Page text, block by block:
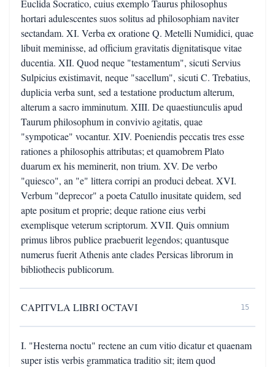
Euclida Socratico, cuius exemplo Taurus philosophus
hortari adulescentes suos solitus ad philosophiam naviter
sectandam. XI. Verba ex oratione Q. Metelli Numidici, quae
libuit meminisse, ad officium gravitatis dignitatisque vitae
ducentia. XII. Quod neque "testamentum", sicuti Servius
Sulpicius existimavit, neque "sacellum", sicuti C. Trebatius,
duplicia verba sunt, sed a testatione productum alterum,
alterum a sacro imminutum. XIII. De quaestiunculis apud
Taurum philosophum in convivio agitatis, quae
"sympoticae" vocantur. XIV. Poeniendis peccatis tres esse
rationes a philosophis attributas; et quamobrem Plato
duarum ex his meminerit, non trium. XV. De verbo
"quiesco", an "e" littera corripi an produci debeat. XVI.
Verbum "deprecor" a poeta Catullo inusitate quidem, sed
apte positum et proprie; deque ratione eius verbi
exemplisque veterum scriptorum. XVII. Quis omnium
primus libros publice praebuerit legendos; quantusque
numerus fuerit Athenis ante clades Persicas librorum in
bibliothecis publicorum.
CAPITVLA LIBRI OCTAVI 15
I. "Hesterna noctu" rectene an cum vitio dicatur et quaenam
super istis verbis grammatica traditio sit; item quod